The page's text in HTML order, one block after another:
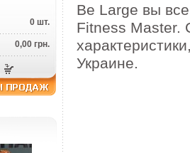
0 шт.
0,00 грн.
Be Large вы
Fitness Master.
Украине.